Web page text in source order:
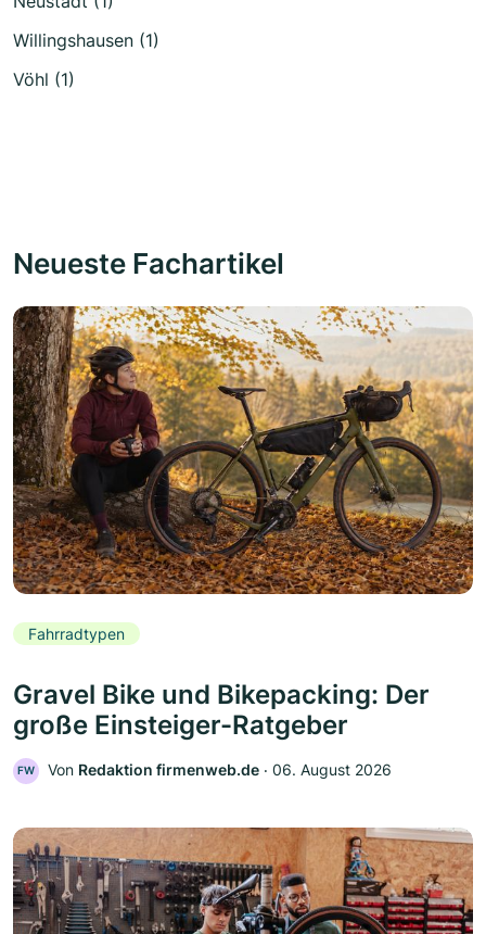
Willingshausen (1)
Vöhl (1)
Neueste Fachartikel
Fahrradtypen
Gravel Bike und Bikepacking: Der
große Einsteiger-Ratgeber
FW Von Redaktion firmenweb.de ‧ 06. August 2026